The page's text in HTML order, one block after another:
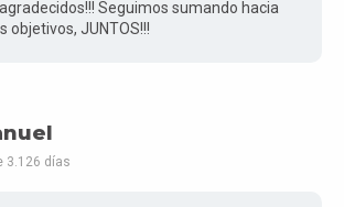
Seguimos sumando hacia
objetivos, JUNTOS!!!
3.126 días